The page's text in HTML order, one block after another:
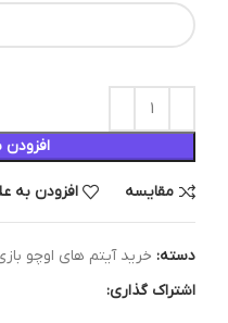
مقایسه افزودن به
دسته: خرید آیتم های اوچو
اشتراک گذاری: